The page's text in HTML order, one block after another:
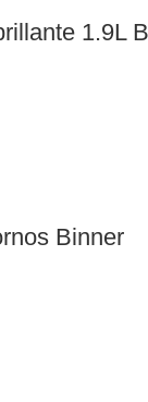
1.9L
Binner